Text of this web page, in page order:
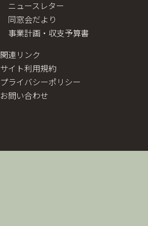
ニュースレター
同窓会だより
事業計画・収支予算書
関連リンク
サイト利用規約
プライバシーポリシー
お問い合わせ